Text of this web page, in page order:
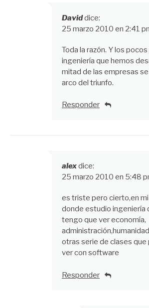
Daviddice:
25 marzo 2010 en 2:41
Toda la razón. Y los
ingeniería que hemos
mitad de las empresas
arco del triunfo.
Responder
alexdice:
25 marzo 2010 en 5:48
es triste pero cierto,en
donde estudio ingeniería
tengo que ver economía,
otras serie de clases que
ver con software
Responder